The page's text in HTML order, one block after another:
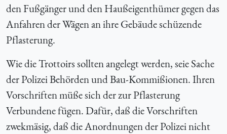
den Fußgänger und den Haußeigenthümer gegen das
Anfahren der Wägen an ihre Gebäude schüzende
Pflasterung.
Wie die Trottoirs sollten angelegt werden, seie Sache
der Polizei Behörden und Bau-Kommißionen. Ihren
Vorschriften müße sich der zur Pflasterung
Verbundene fügen. Dafür, daß die Vorschriften
zwekmäsig, daß die Anordnungen der Polizei nicht